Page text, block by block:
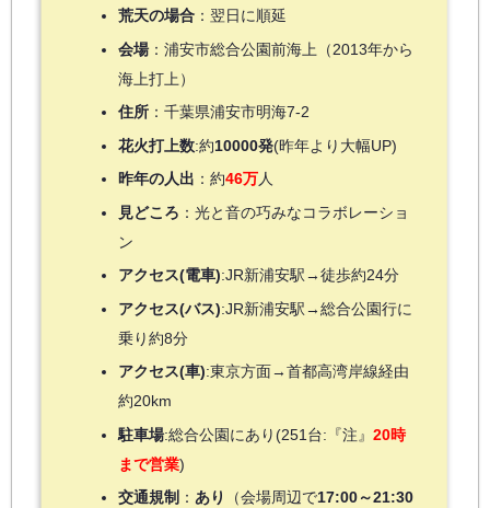
荒天の場合 ：翌日に順延
会場：浦安市総合公園前海上（2013年から
海上打上）
住所 ：千葉県浦安市明海7-2
花火打上数:約10000発(昨年より大幅UP)
昨年の人出 ：約46万人
見どころ ：光と音の巧みなコラボレーショ
ン
アクセス(電車):JR新浦安駅→徒歩約24分
アクセス(バス):JR新浦安駅→総合公園行に
乗り約8分
アクセス(車):東京方面→首都高湾岸線経由
約20km
駐車場:総合公園にあり(251台:『注』20時
まで営業)
交通規制 ：あり （会場周辺で17:00～21:30